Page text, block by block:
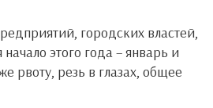
этого года – январь и
рвоту, резь в глазах, общее